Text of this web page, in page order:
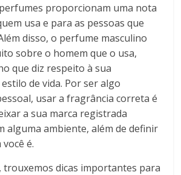
proporcionam uma nota
usa e para as pessoas que
disso, o perfume masculino
sobre o homem que o usa,
que diz respeito à sua
de vida. Por ser algo
usar a fragrância correta é
a sua marca registrada
alguma ambiente, além de definir
é.
trouxemos dicas importantes para